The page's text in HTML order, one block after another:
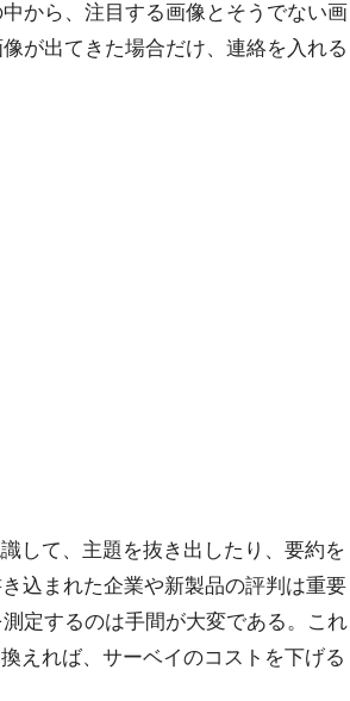
から、注目する画像とそうでない画
が出てきた場合だけ、連絡を入れる
して、主題を抜き出したり、要約を
込まれた企業や新製品の評判は重要
定するのは手間が大変である。これ
えれば、サーベイのコストを下げる